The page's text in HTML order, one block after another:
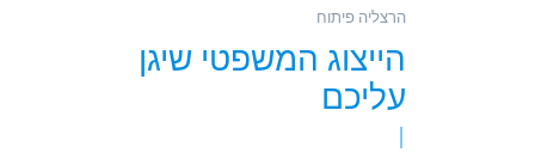
הרצליה פיתוח
הייצוג המשפטי שיגן
עליכם